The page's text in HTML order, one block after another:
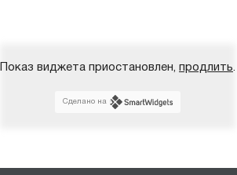
Показ виджета приостановлен, продлить.
Сделано на